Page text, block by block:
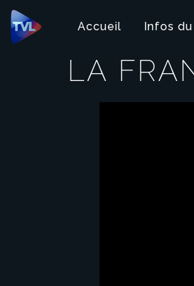
Panneau de gestion des cookies
Accueil
Infos
LA